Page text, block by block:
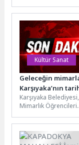
etkinlikleri
Emanet” teması...
Kültür Sanat
Geleceğin
Karşıyaka’nın
mirasını keşfetti
Karşıyaka
Mimarlık Öğrencileri
dört bir yanından
Karşıyaka’ya gelen
ilçenin tarihi ve...